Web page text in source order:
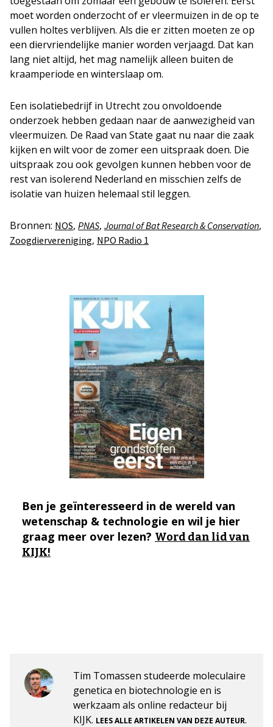
moet worden onderzocht of er vleermuizen in de op te
vullen holtes verblijven. Als die er zitten moeten ze op
een diervriendelijke manier worden verjaagd. Dat kan
lang niet altijd, het mag namelijk alleen buiten de
kraamperiode en winterslaap om.
Een isolatiebedrijf in Utrecht zou onvoldoende
onderzoek hebben gedaan naar de aanwezigheid van
vleermuizen. De Raad van State gaat nu naar die zaak
kijken en wilt voor de zomer een uitspraak doen. Die
uitspraak zou ook gevolgen kunnen hebben voor de
rest van isolerend Nederland en misschien zelfs de
isolatie van huizen helemaal stil leggen.
Bronnen: NOS, PNAS, Journal of Bat Research & Conservation,
Zoogdiervereniging, NPO Radio 1
Ben je geïnteresseerd in de wereld van
wetenschap & technologie en wil je hier
graag meer over lezen? Word dan lid van
KIJK!
Tim Tomassen studeerde moleculaire
genetica en biotechnologie en is
werkzaam als online redacteur bij
KIJK. LEES ALLE ARTIKELEN VAN DEZE AUTEUR.